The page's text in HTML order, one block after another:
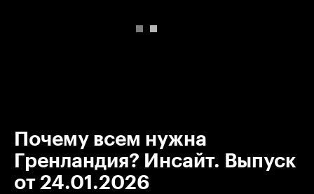
Почему всем нужна
Гренландия? Инсайт. Выпуск
от 24.01.2026